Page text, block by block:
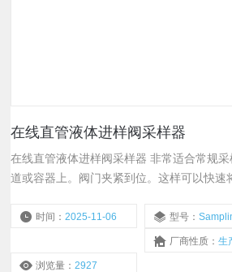
在线直管液体进样阀采样器
在线直管液体进样阀采样器 非常适合常规
道或容器上。阀门夹紧到位。这样可以快速
时间：2025-11-06 型号： Sampling
厂商性质： 生
浏览量：2927